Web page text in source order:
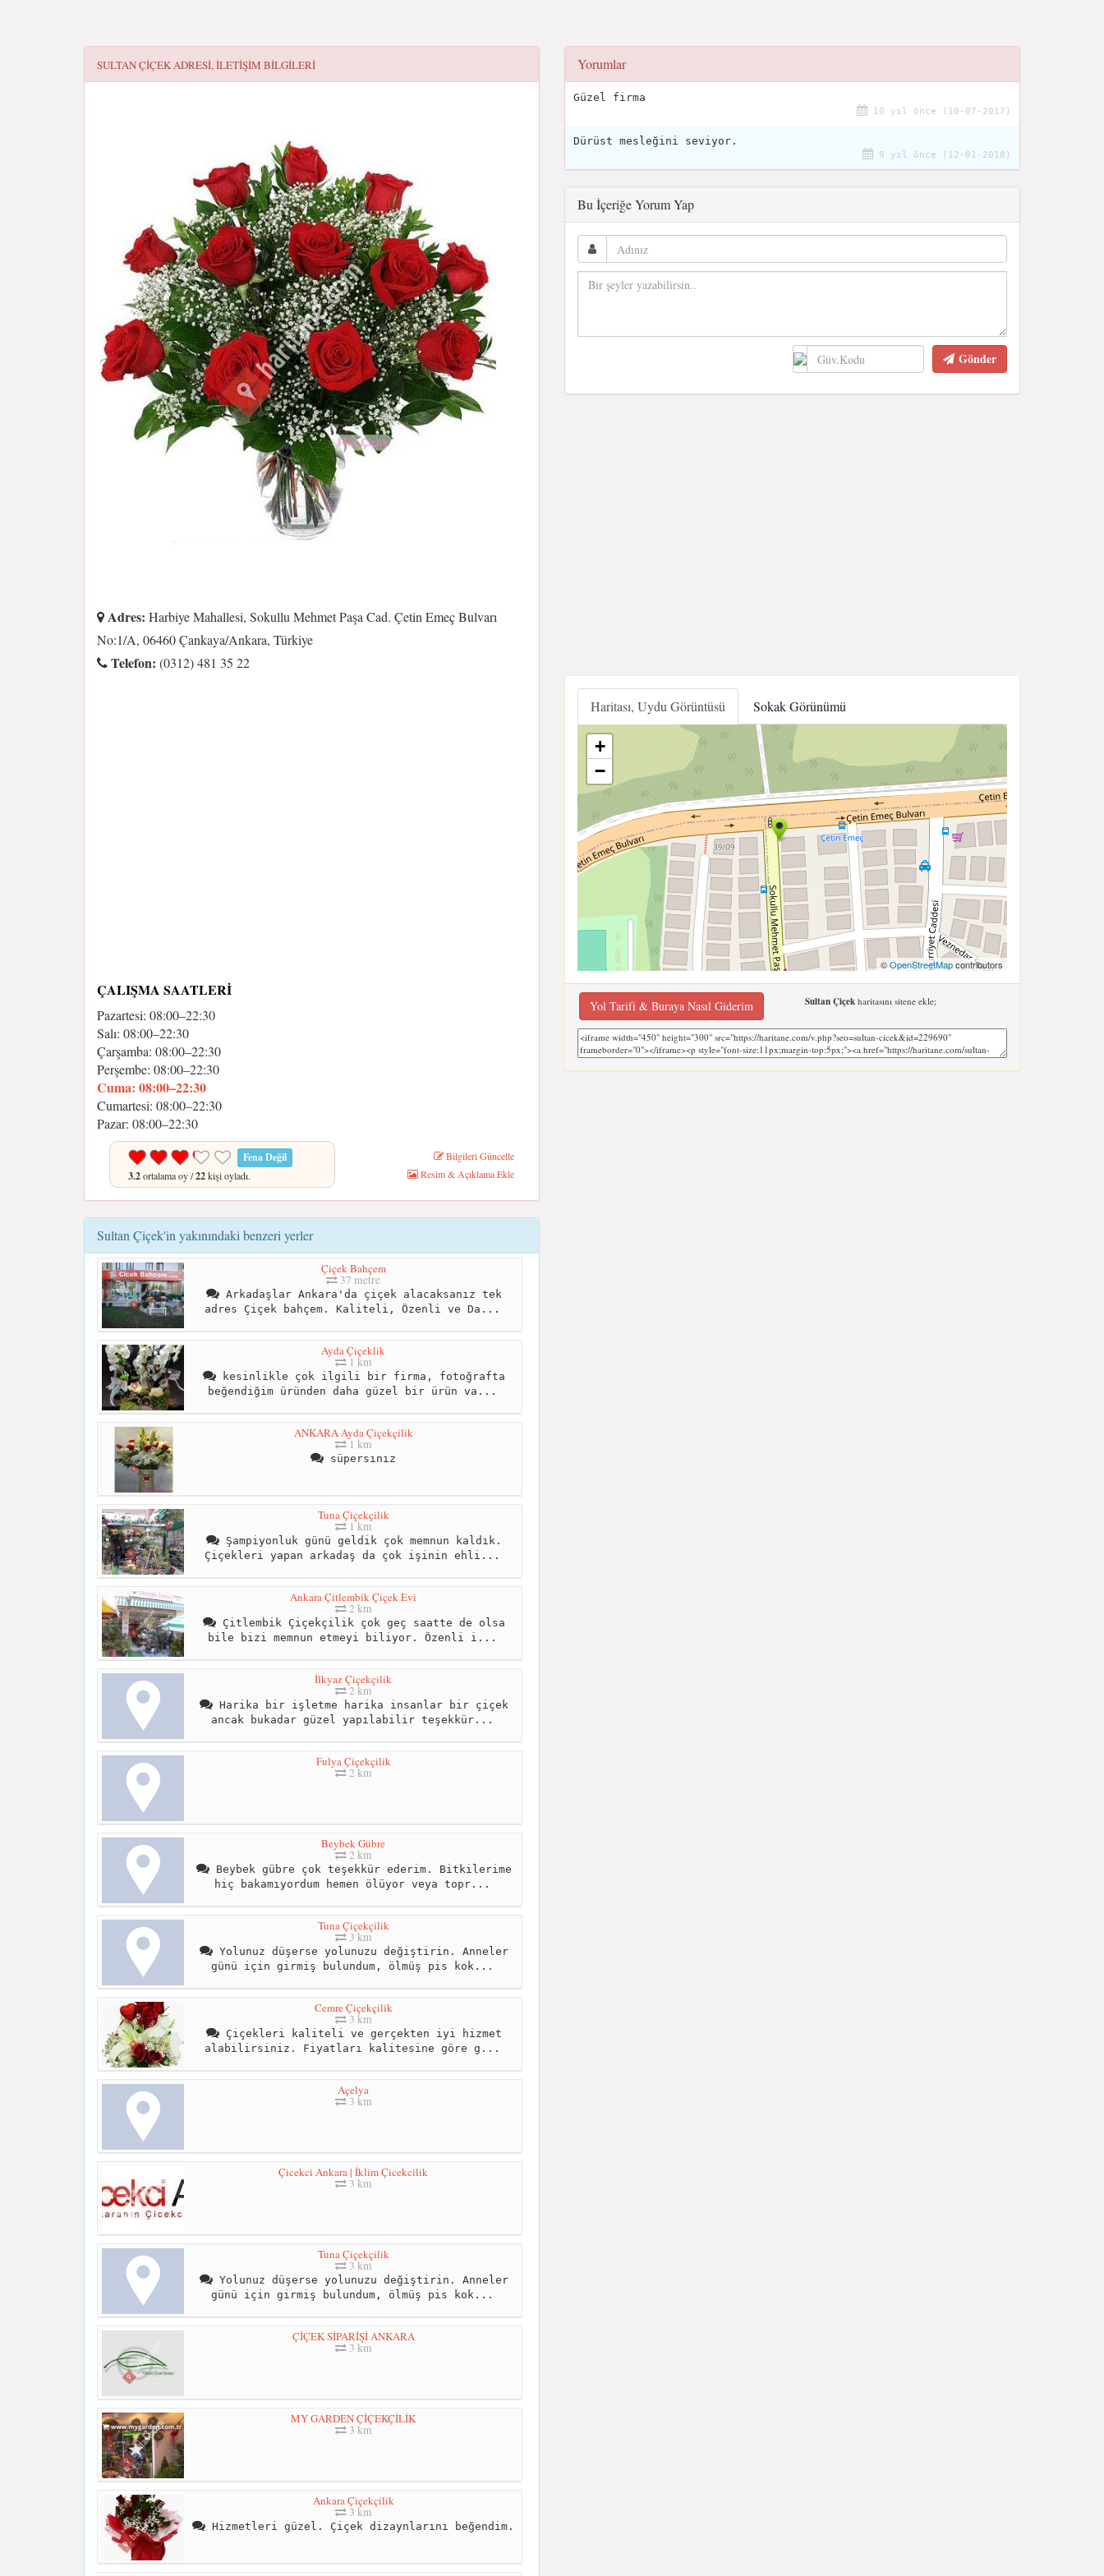
SULTAN ÇIÇEKADRESI, ILETIŞIM BILGILERI
Adres: Harbiye Mahallesi, Sokullu Mehmet Paşa Cad. Çetin Emeç Bulvarı
No:1/A, 06460 Çankaya/Ankara, Türkiye
Telefon: (0312) 481 35 22
ÇALIŞMA SAATLERI
Pazartesi: 08:00–22:30
Salı: 08:00–22:30
Çarşamba: 08:00–22:30
Perşembe: 08:00–22:30
Cuma: 08:00–22:30
Cumartesi: 08:00–22:30
Pazar: 08:00–22:30
Fena Değil
3.2ortalama oy /22kişi oyladı.
Bilgileri Güncelle
Resim & Açıklama Ekle
Sultan Çiçek'in yakınındaki benzeri yerler
Çiçek Bahçem
37 metre
Arkadaşlar Ankara'da çiçek alacaksanız tek
adres Çiçek bahçem. Kaliteli, Özenli ve Da...
Ayda Çiçeklik
1 km
kesinlikle çok ilgili bir firma, fotoğrafta
beğendiğim üründen daha güzel bir ürün va...
ANKARA Ayda Çiçekçilik
1 km
süpersınız
Tuna Çiçekçilik
1 km
Şampiyonluk günü geldik çok memnun kaldık.
Çiçekleri yapan arkadaş da çok işinin ehli...
Ankara Çitlembik Çiçek Evi
2 km
Çitlembik Çiçekçilik çok geç saatte de olsa
bile bizi memnun etmeyi biliyor. Özenli i...
İlkyaz Çiçekçilik
2 km
Harika bir işletme harika insanlar bir çiçek
ancak bukadar güzel yapılabilir teşekkür...
Fulya Çiçekçilik
2 km
Beybek Gübre
2 km
Beybek gübre çok teşekkür ederim. Bitkilerime
hiç bakamıyordum hemen ölüyor veya topr...
Tuna Çiçekçilik
3 km
Yolunuz düşerse yolunuzu değiştirin. Anneler
günü için girmiş bulundum, ölmüş pis kok...
Cemre Çiçekçilik
3 km
Çiçekleri kaliteli ve gerçekten iyi hizmet
alabilirsiniz. Fiyatları kalitesine göre g...
Açelya
3 km
Çicekci Ankara | İklim Çicekcilik
3 km
Tuna Çiçekçilik
3 km
Yolunuz düşerse yolunuzu değiştirin. Anneler
günü için girmiş bulundum, ölmüş pis kok...
ÇİÇEK SİPARİŞİ ANKARA
3 km
MY GARDEN ÇİÇEKÇİLİK
3 km
Ankara Çiçekçilik
3 km
Hizmetleri güzel. Çiçek dizaynlarını beğendim.
Yorumlar
Güzel firma
10 yıl önce (10-07-2017)
Dürüst mesleğini seviyor.
9 yıl önce (12-01-2018)
Bu İçeriğe Yorum Yap
Gönder
Haritası, Uydu Görüntüsü Sokak Görünümü
+
−
©OpenStreetMapcontributors
Yol Tarifi & Buraya Nasıl Giderim Sultan Çiçekharitasını sitene ekle;